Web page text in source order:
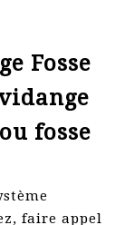
Fosse
fosse
faire appel